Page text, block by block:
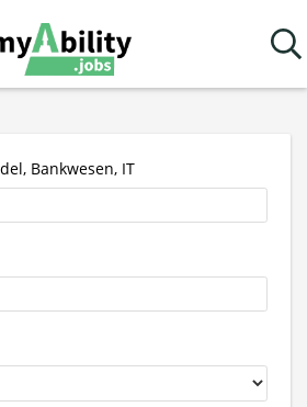
Bankwesen, IT